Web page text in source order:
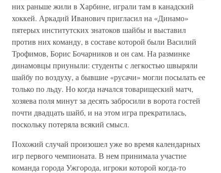
них раньше жили в Харбине, играли там в канадский
хоккей. Аркадий Иванович пригласил на «Динамо»
пятерых институтских знатоков шайбы и выставил
против них команду, в составе которой были Василий
Трофимов, Борис Бочарников и он сам. На разминке
динамовцы приуныли: студенты с легкостью швыряли
шайбу по воздуху, а бывшие «русачи» могли посылать ее
только по льду. Но когда начался товарищеский матч,
хозяева поля минут за десять забросили в ворота гостей
почти двадцать шайб, и на этом игра прекратилась,
поскольку потеряла всякий смысл.
Похожий случай произошел уже во время календарных
игр первого чемпионата. В нем принимала участие
команда города Ужгорода, игроки которой когда-то